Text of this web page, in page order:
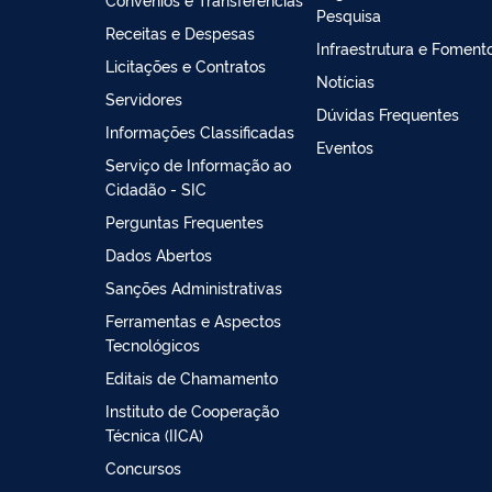
Receitas e Despesas
Licitações e Contratos
Servidores
Informações Classificadas
Serviço de Informação ao
Cidadão - SIC
Perguntas Frequentes
Dados Abertos
Sanções Administrativas
Ferramentas e Aspectos
Tecnológicos
Editais de Chamamento
Instituto de Cooperação
Técnica (IICA)
Concursos
Pesquisa
Infraestrutura e
Notícias
Dúvidas Frequentes
Eventos